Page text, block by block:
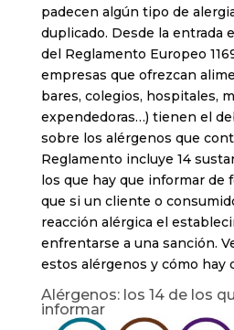
padecen algún tipo de
duplicado. Desde la entrada
del Reglamento Europeo
empresas que ofrezcan
bares, colegios, hospitales,
expendedoras…) tienen el
sobre los alérgenos que
Reglamento incluye 14
los que hay que informar de
que si un cliente o
reacción alérgica el
enfrentarse a una sanción.
estos alérgenos y cómo hay
Alérgenos: los 14 de los
informar